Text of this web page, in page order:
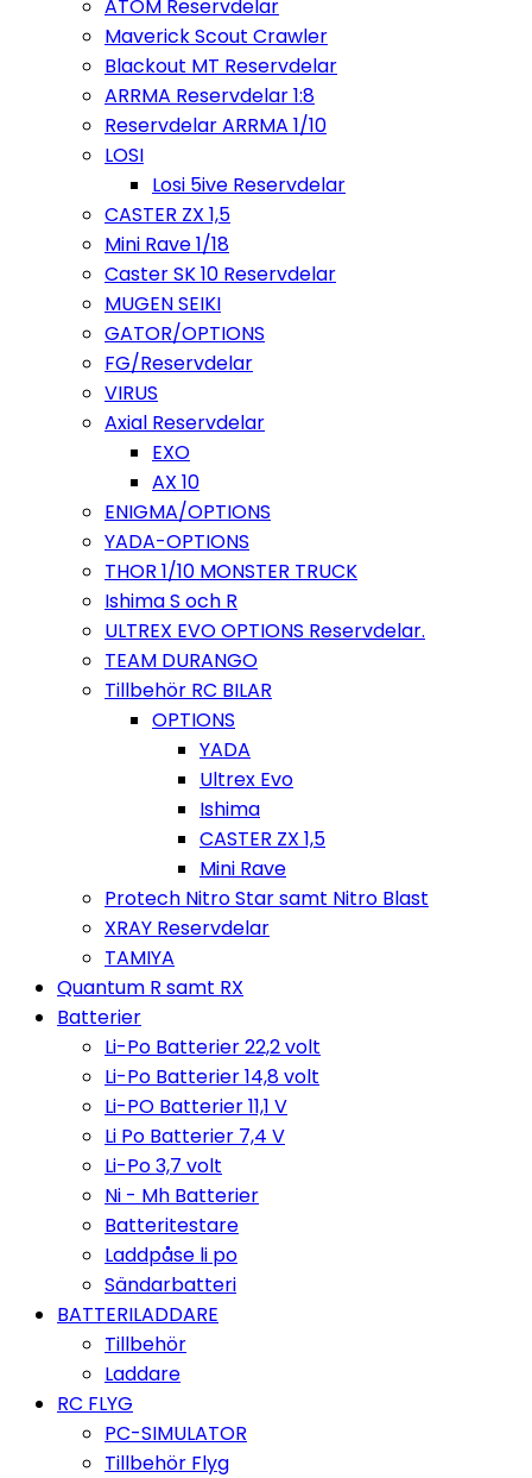
ATOM Reservdelar
Maverick Scout Crawler
Blackout MT Reservdelar
ARRMA Reservdelar 1:8
Reservdelar ARRMA 1/10
LOSI
Losi 5ive Reservdelar
CASTER ZX 1,5
Mini Rave 1/18
Caster SK 10 Reservdelar
MUGEN SEIKI
GATOR/OPTIONS
FG/Reservdelar
VIRUS
Axial Reservdelar
EXO
AX 10
ENIGMA/OPTIONS
YADA-OPTIONS
THOR 1/10 MONSTER TRUCK
Ishima S och R
ULTREX EVO OPTIONS Reservdelar.
TEAM DURANGO
Tillbehör RC BILAR
OPTIONS
YADA
Ultrex Evo
Ishima
CASTER ZX 1,5
Mini Rave
Protech Nitro Star samt Nitro Blast
XRAY Reservdelar
TAMIYA
Quantum R samt RX
Batterier
Li-Po Batterier 22,2 volt
Li-Po Batterier 14,8 volt
Li-PO Batterier 11,1 V
Li Po Batterier 7,4 V
Li-Po 3,7 volt
Ni - Mh Batterier
Batteritestare
Laddpåse li po
Sändarbatteri
BATTERILADDARE
Tillbehör
Laddare
RC FLYG
PC-SIMULATOR
Tillbehör Flyg